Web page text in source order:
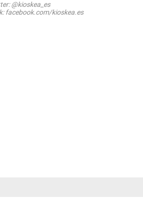
@kioskea_es
facebook.com/kioskea.es